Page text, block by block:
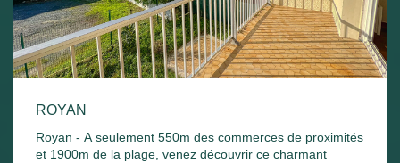
ROYAN
Royan - A seulement 550m des commerces de proximités
et 1900m de la plage, venez découvrir ce charmant